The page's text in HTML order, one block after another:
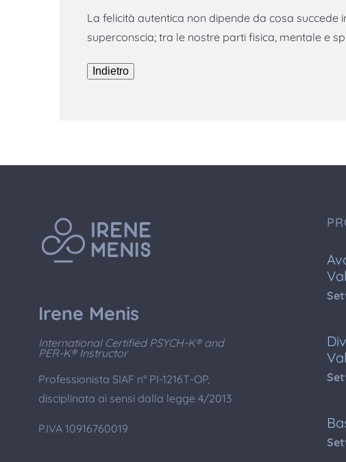
La felicità autentica non dipende da cosa
superconscia; tra le nostre parti fisica, mentale e
Irene Menis
International Certified PSYCH-K® and
PER-K® Instructor
Professionista SIAF n° PI-1216T-OP,
disciplinata ai sensi dalla legge 4/2013
P.IVA 10916760019